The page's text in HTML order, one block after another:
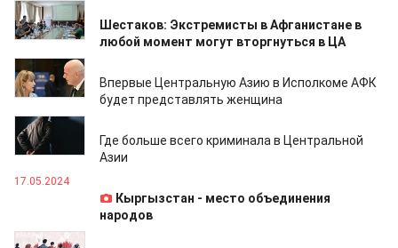
23.05.2024
Шестаков: Экстремисты в Афганистане в
любой момент могут вторгнуться в ЦА
20.05.2024
Впервые Центральную Азию в Исполкоме АФК
будет представлять женщина
20.05.2024
Где больше всего криминала в Центральной
Азии
17.05.2024
Кыргызстан - место объединения
народов
15.05.2024